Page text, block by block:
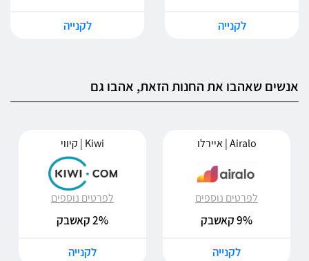
לקנייה לקנייה
אנשים שאהבו את החנות הזאת, אהבו גם
Airalo | איירלו
לפרטים נוספים
9% קאשבק
לקנייה
Kiwi | קיווי
לפרטים נוספים
2% קאשבק
לקנייה